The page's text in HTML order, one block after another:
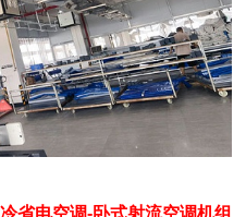
省电空调-卧式射流空调机组